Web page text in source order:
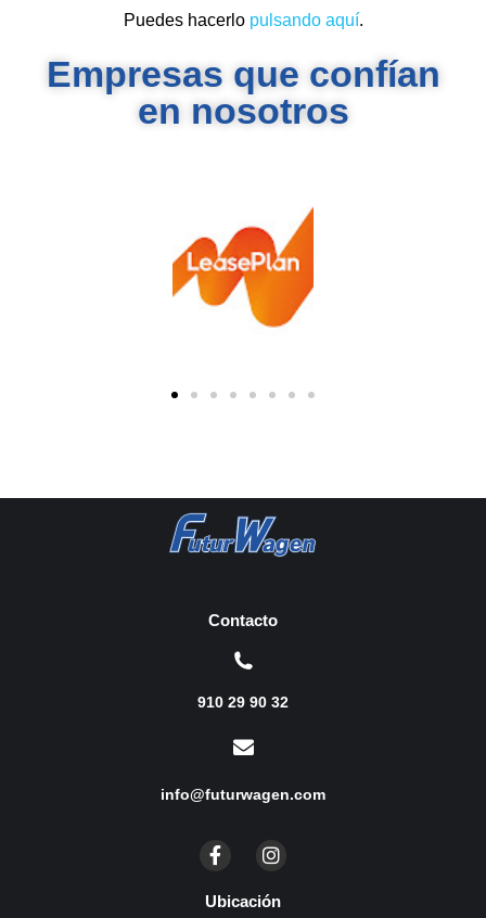
Puedes hacerlo pulsando aquí.
Empresas que confían
en nosotros
Contacto
910 29 90 32
info@futurwagen.com
Ubicación